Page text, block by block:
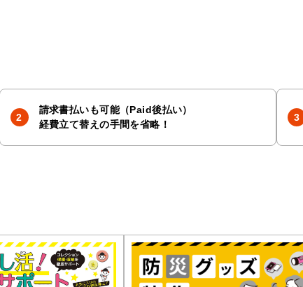
請求書払いも可能（Paid後払い）
経費立て替えの手間を省略！